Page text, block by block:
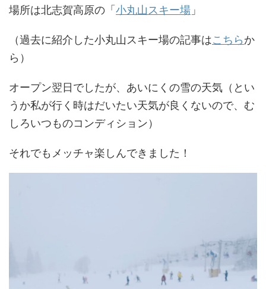
場所は北志賀高原の「小丸山スキー場 」
（過去に紹介した小丸山スキー場の記事はこちらか
ら）
オープン翌日でしたが、あいにくの雪の天気（とい
うか私が行く時はだいたい天気が良くないので、む
しろいつものコンディション）
それでもメッチャ楽しんできました！